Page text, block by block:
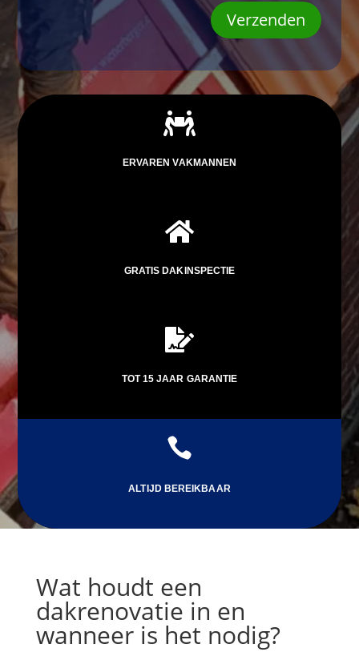
Verzenden

ERVAREN VAKMANNEN

GRATIS DAKINSPECTIE

TOT 15 JAAR GARANTIE

ALTIJD BEREIKBAAR
Wat houdt een
dakrenovatie in en
wanneer is het nodig?